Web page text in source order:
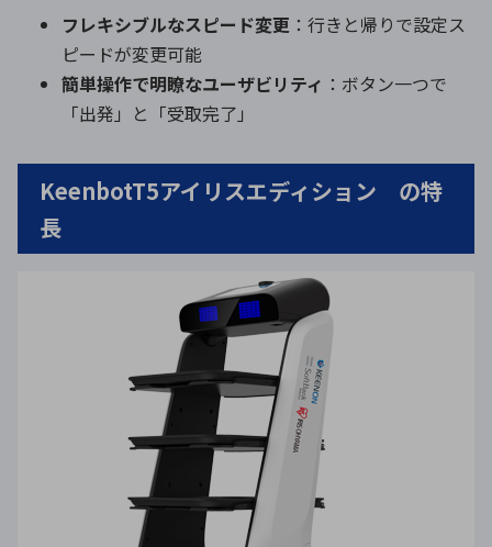
フレキシブルなスピード変更 ：行きと帰りで設定ス
ピードが変更可能
簡単操作で明瞭なユーザビリティ ：ボタン一つで
「出発」と「受取完了」
KeenbotT5アイリスエディション の特
長